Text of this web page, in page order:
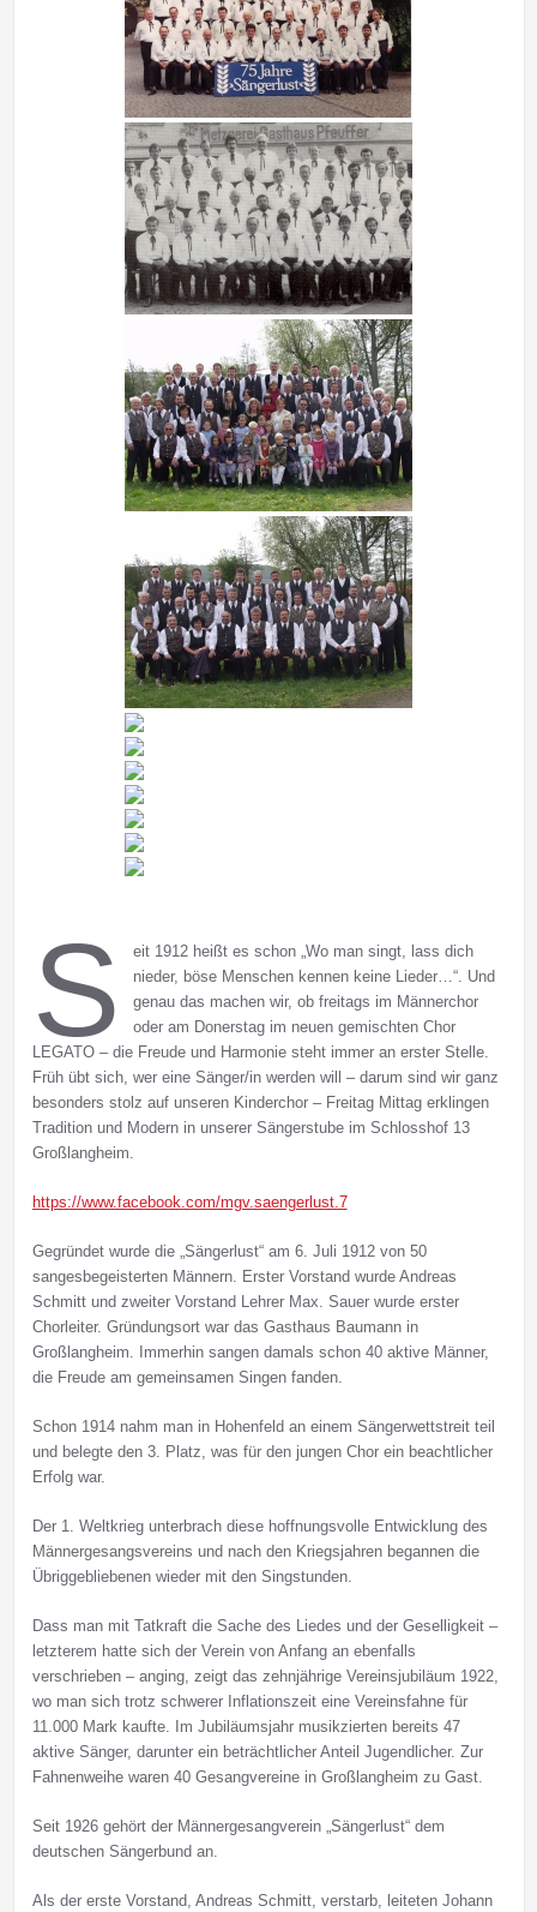
S
eit 1912 heißt es schon „Wo man singt, lass dich
nieder, böse Menschen kennen keine Lieder…“. Und
genau das machen wir, ob freitags im Männerchor
oder am Donerstag im neuen gemischten Chor
LEGATO – die Freude und Harmonie steht immer an erster Stelle.
Früh übt sich, wer eine Sänger/in werden will – darum sind wir ganz
besonders stolz auf unseren Kinderchor – Freitag Mittag erklingen
Tradition und Modern in unserer Sängerstube im Schlosshof 13
Großlangheim.
https://www.facebook.com/mgv.saengerlust.7
Gegründet wurde die „Sängerlust“ am 6. Juli 1912 von 50
sangesbegeisterten Männern. Erster Vorstand wurde Andreas
Schmitt und zweiter Vorstand Lehrer Max. Sauer wurde erster
Chorleiter. Gründungsort war das Gasthaus Baumann in
Großlangheim. Immerhin sangen damals schon 40 aktive Männer,
die Freude am gemeinsamen Singen fanden.
Schon 1914 nahm man in Hohenfeld an einem Sängerwettstreit teil
und belegte den 3. Platz, was für den jungen Chor ein beachtlicher
Erfolg war.
Der 1. Weltkrieg unterbrach diese hoffnungsvolle Entwicklung des
Männergesangsvereins und nach den Kriegsjahren begannen die
Übriggebliebenen wieder mit den Singstunden.
Dass man mit Tatkraft die Sache des Liedes und der Geselligkeit –
letzterem hatte sich der Verein von Anfang an ebenfalls
verschrieben – anging, zeigt das zehnjährige Vereinsjubiläum 1922,
wo man sich trotz schwerer Inflationszeit eine Vereinsfahne für
11.000 Mark kaufte. Im Jubiläumsjahr musikzierten bereits 47
aktive Sänger, darunter ein beträchtlicher Anteil Jugendlicher. Zur
Fahnenweihe waren 40 Gesangvereine in Großlangheim zu Gast.
Seit 1926 gehört der Männergesangverein „Sängerlust“ dem
deutschen Sängerbund an.
Als der erste Vorstand, Andreas Schmitt, verstarb, leiteten Johann